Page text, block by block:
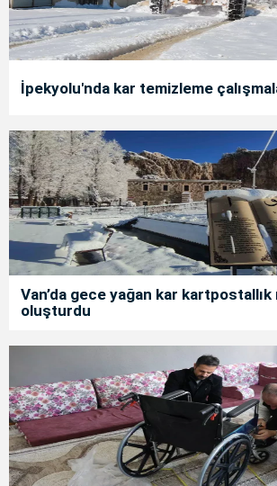
İpekyolu'nda kar temizleme
Van’da gece yağan kar kartpostallık
oluşturdu